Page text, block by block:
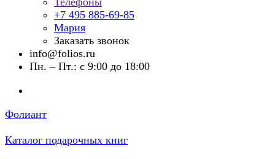
+7 495 885-69-85
Мария
Заказать звонок
info@folios.ru
Пн. – Пт.: с 9:00 до 18:00
Фолиант
Каталог подарочных книг